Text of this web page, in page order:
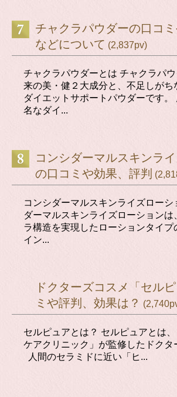
チャクラパウダーの口コ
などについて (2,837pv)
チャクラパウダーとは チャクラパ
来の美・健２大成分と、不足しがち
ダイエットサポートパウダーです
名なダイ...
コンシダーマルスキンラ
の口コミや効果、評判
コンシダーマルスキンライズローシ
ダーマルスキンライズローションは
ラ構造を実現したローションタイプ
イン...
ドクターズコスメ「セル
ミや評判、効果は？
セルピュアとは？ セルピュアとは
ケアクリニック」が監修したドクタ
人間のセラミドに近い「ヒ...